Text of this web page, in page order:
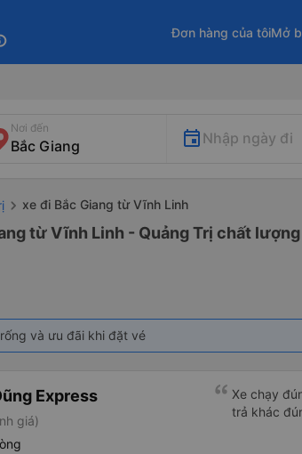
Đơn hàng của tôiMở
Nơi đến
Nhập ngày đi
xe đi Bắc Giang từ Vĩnh Linh
từ Vĩnh Linh - Quảng Trị chất
và ưu đãi khi đặt vé
Express
giá)
Xe chạy
trả khác